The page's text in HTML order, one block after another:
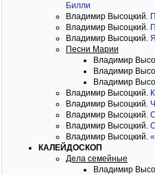
Билли
Владимир Высоцкий.
Владимир Высоцкий.
Владимир Высоцкий.
Песни Марии
Владимир
Владимир
Владимир
Владимир Высоцкий.
Владимир Высоцкий.
Владимир Высоцкий.
Владимир Высоцкий.
Владимир Высоцкий.
КАЛЕЙДОСКОП
Дела семейные
Владимир